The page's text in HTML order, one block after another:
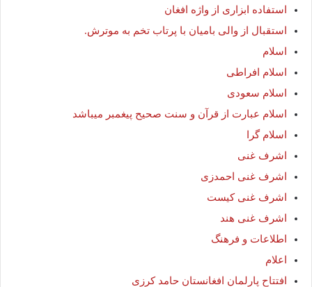
استفاده ابزاری از واژه افغان
استقبال از والی بامیان با پرتاب تخم به موترش.
اسلام
اسلام افراطی
اسلام سعودی
اسلام عبارت از قرآن و سنت صحیح پیغمبر میباشد
اسلام گرا
اشرف غنی
اشرف غنی احمدزی
اشرف غنی کیست
اشرف غنی هند
اطلاعات و فرهنگ
اعلام
افتتاح پارلمان افغانستان حامد کرزی